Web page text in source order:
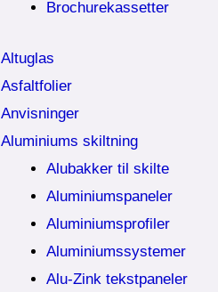
Brochurekassetter
Altuglas
Asfaltfolier
Anvisninger
Aluminiums skiltning
Alubakker til skilte
Aluminiumspaneler
Aluminiumsprofiler
Aluminiumssystemer
Alu-Zink tekstpaneler